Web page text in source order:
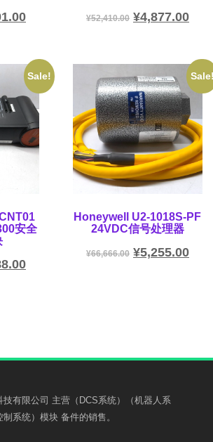
¥52,410.00 ¥4,877.00
Sale!
安全
Honeywell U2-1018S-PF
24VDC信号处理器
¥66,666.00 ¥5,255.00
技有限公司 主营（DCS系统）（机器人系
系统）模块 备件的销售。